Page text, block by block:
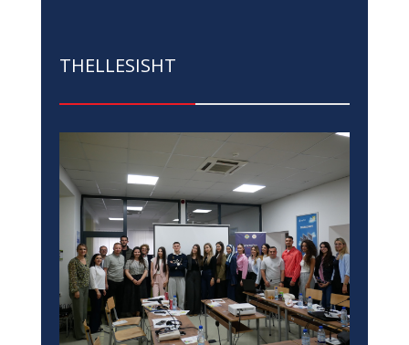
THELLESISHT